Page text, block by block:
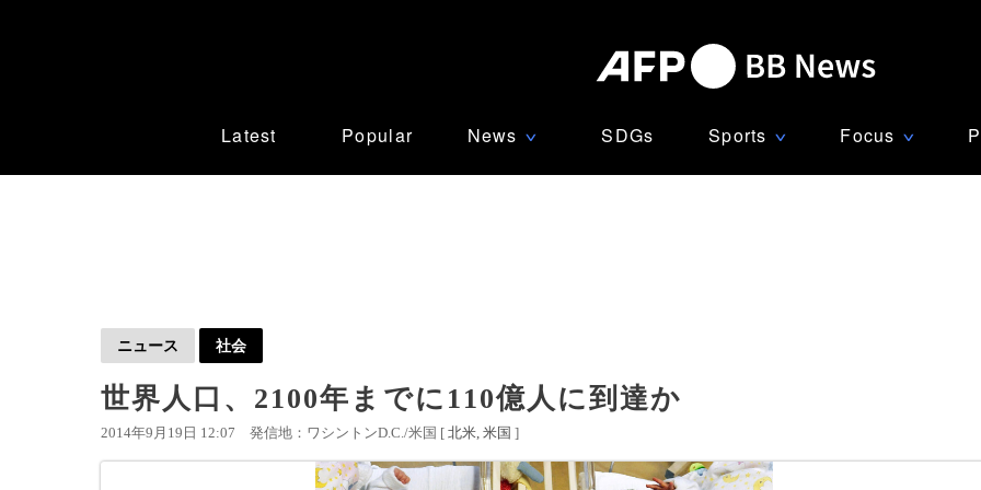
Latest Popular News ∨ SDGs Sports ∨ Focus ∨
ニュース 社会
世界人口、2100年までに110億人に到達か
2014年9月19日 12:07 発信地：ワシントンD.C./米国 [ 北米 米国 ]